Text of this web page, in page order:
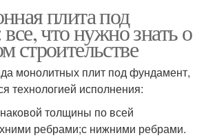
плита под
что нужно знать о
строительстве
монолитных плит под фундамент,
технологией исполнения:
толщины по всей
ребрами;с нижними ребрами.